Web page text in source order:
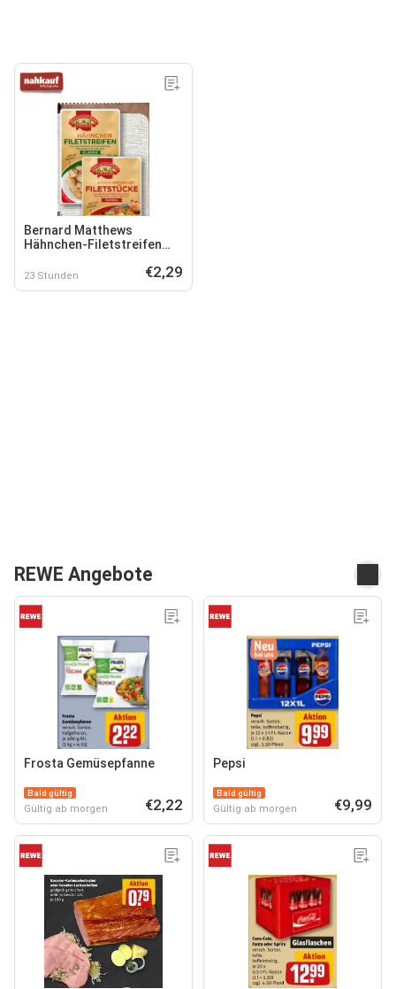
Bernard Matthews
Hähnchen-Filetstreifen
23 Stunden €2,29
REWE Angebote
Frosta Gemüsepfanne
Bald gültig
Gültig ab morgen €2,22
Pepsi
Bald gültig
Gültig ab morgen €9,99